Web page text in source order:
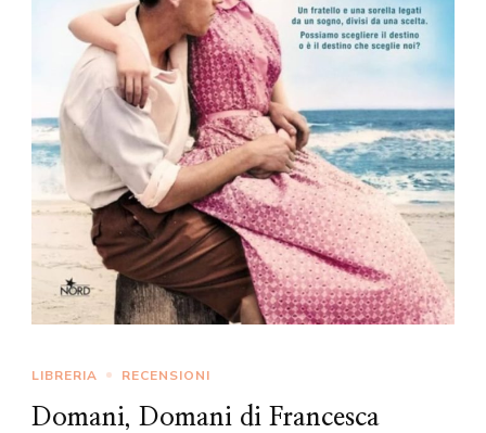
LIBRERIA RECENSIONI
Domani, Domani di Francesca